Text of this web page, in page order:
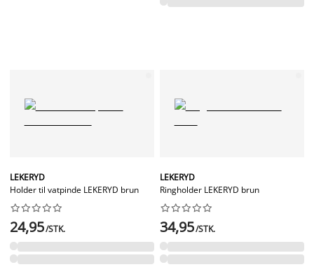
LEKERYD
Holder til vatpinde LEKERYD brun






24,95/STK.
LEKERYD
Ringholder LEKERYD brun






34,95/STK.